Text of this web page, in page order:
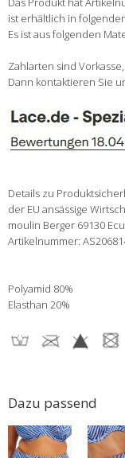
ist erhältlich in
Es ist aus folgenden
Zahlarten sind
Dann kontaktieren Sie
Details zu
der EU ansässige
moulin Berger 69130
Artikelnummer:
Polyamid 80%
Elasthan 20%
Dazu passend